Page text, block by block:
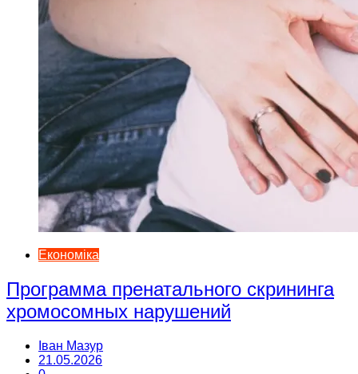
Економіка
Программа пренатального скрининга
хромосомных нарушений
Іван Мазур
21.05.2026